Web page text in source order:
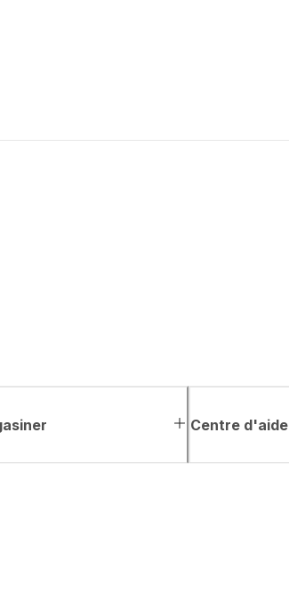
Centre d'aide